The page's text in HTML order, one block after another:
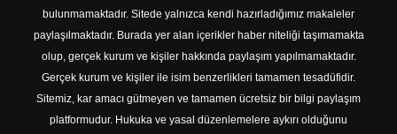
bulunmamaktadır. Sitede yalnızca kendi hazırladığımız makaleler
paylaşılmaktadır. Burada yer alan içerikler haber niteliği taşımamakta
olup, gerçek kurum ve kişiler hakkında paylaşım yapılmamaktadır.
Gerçek kurum ve kişiler ile isim benzerlikleri tamamen tesadüfidir.
Sitemiz, kar amacı gütmeyen ve tamamen ücretsiz bir bilgi paylaşım
platformudur. Hukuka ve yasal düzenlemelere aykırı olduğunu